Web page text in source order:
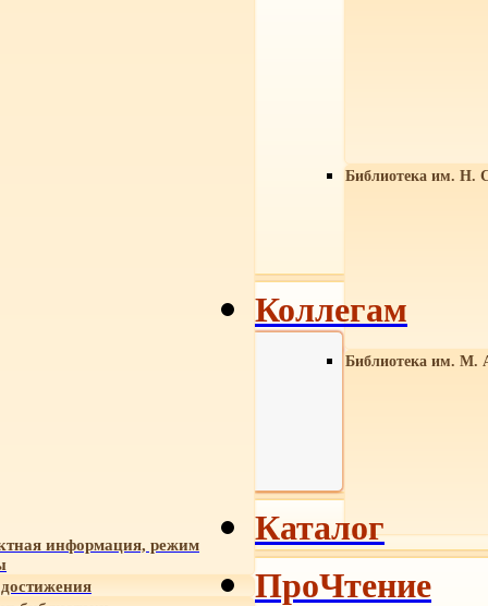
Библиотека им. Н.
Библиотека им. М.
информация, режим
Коллегам
Каталог
ПроЧтение